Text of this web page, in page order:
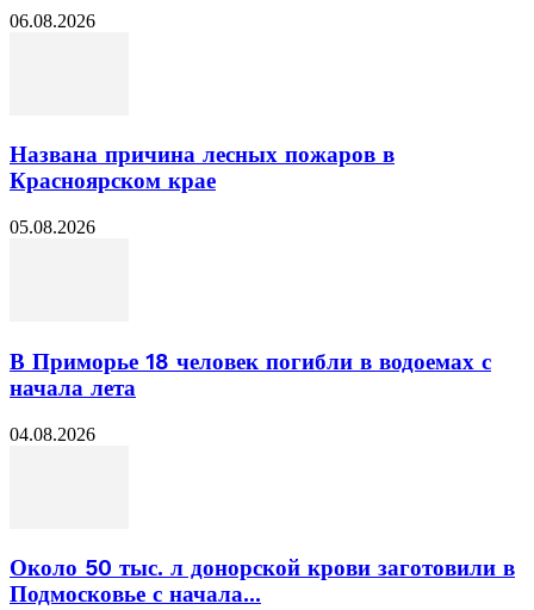
06.08.2026
Названа причина лесных пожаров в
Красноярском крае
05.08.2026
В Приморье 18 человек погибли в водоемах с
начала лета
04.08.2026
Около 50 тыс. л донорской крови заготовили в
Подмосковье с начала...